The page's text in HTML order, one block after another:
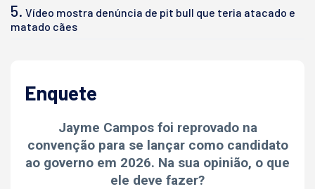
5. Vídeo mostra denúncia de pit bull que teria atacado e
matado cães
Enquete
Jayme Campos foi reprovado na
convenção para se lançar como candidato
ao governo em 2026. Na sua opinião, o que
ele deve fazer?